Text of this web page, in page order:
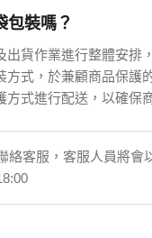
包裝嗎？
出貨作業進行整體安排
式，於兼顧商品保護
式進行配送，以確保
絡客服，客服人員將